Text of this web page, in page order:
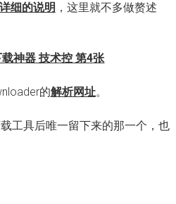
细的说明 ，这里就不多做赘述
的解析网址。
工具后唯一留下来的那一个，也